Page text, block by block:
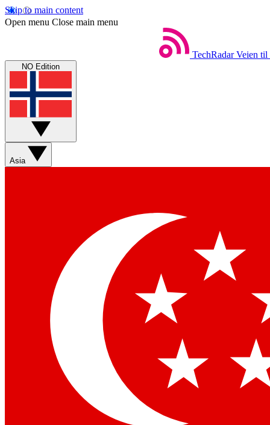
Skip to main content
Open menu Close main menu
TechRadar Veien til
NO Edition
Asia